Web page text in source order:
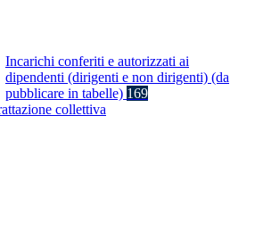
Incarichi conferiti e autorizzati ai
dipendenti (dirigenti e non dirigenti) (da
pubblicare in tabelle) 169
collettiva